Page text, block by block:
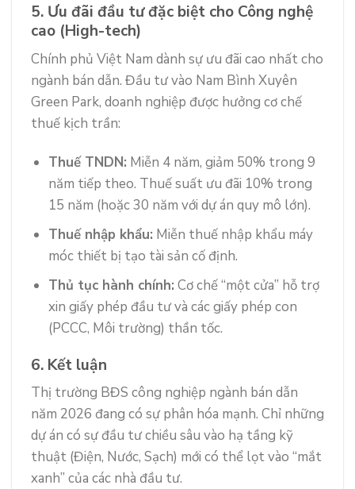
5. Ưu đãi đầu tư đặc biệt cho Công nghệ
cao (High-tech)
Chính phủ Việt Nam dành sự ưu đãi cao nhất cho
ngành bán dẫn. Đầu tư vào Nam Bình Xuyên
Green Park, doanh nghiệp được hưởng cơ chế
thuế kịch trần:
Thuế TNDN: Miễn 4 năm, giảm 50% trong 9
năm tiếp theo. Thuế suất ưu đãi 10% trong
15 năm (hoặc 30 năm với dự án quy mô lớn).
Thuế nhập khẩu: Miễn thuế nhập khẩu máy
móc thiết bị tạo tài sản cố định.
Thủ tục hành chính: Cơ chế “một cửa” hỗ trợ
xin giấy phép đầu tư và các giấy phép con
(PCCC, Môi trường) thần tốc.
6. Kết luận
Thị trường BĐS công nghiệp ngành bán dẫn
năm 2026 đang có sự phân hóa mạnh. Chỉ những
dự án có sự đầu tư chiều sâu vào hạ tầng kỹ
thuật (Điện, Nước, Sạch) mới có thể lọt vào “mắt
xanh” của các nhà đầu tư.